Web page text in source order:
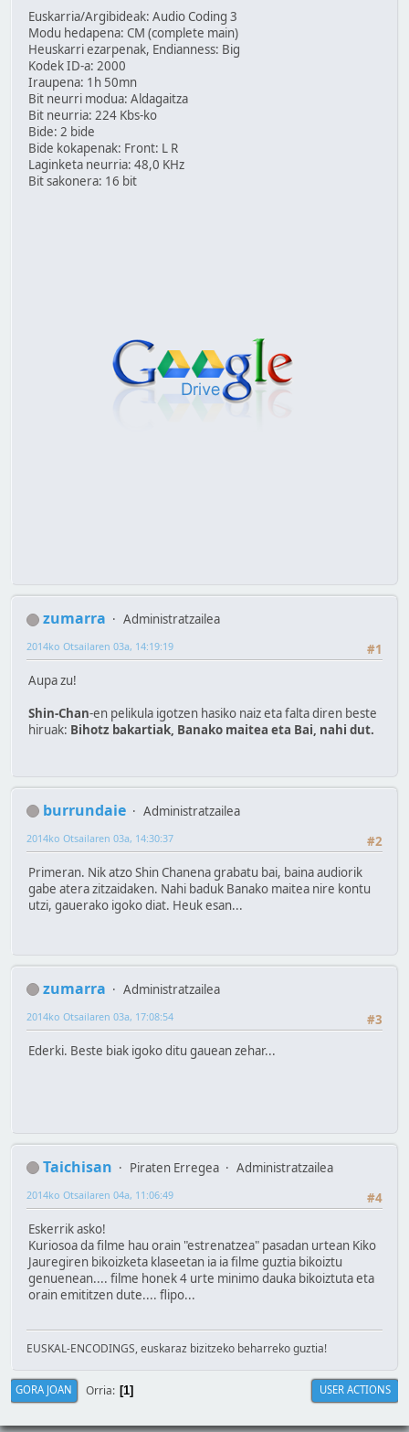
Euskarria/Argibideak: Audio Coding 3
Modu hedapena: CM (complete main)
Heuskarri ezarpenak, Endianness: Big
Kodek ID-a: 2000
Iraupena: 1h 50mn
Bit neurri modua: Aldagaitza
Bit neurria: 224 Kbs-ko
Bide: 2 bide
Bide kokapenak: Front: L R
Laginketa neurria: 48,0 KHz
Bit sakonera: 16 bit
zumarra
Administratzailea
#1
2014ko Otsailaren 03a, 14:19:19
Aupa zu!
Shin-Chan-en pelikula igotzen hasiko naiz eta falta diren beste
hiruak: Bihotz bakartiak, Banako maitea eta Bai, nahi dut.
burrundaie
Administratzailea
#2
2014ko Otsailaren 03a, 14:30:37
Primeran. Nik atzo Shin Chanena grabatu bai, baina audiorik
gabe atera zitzaidaken. Nahi baduk Banako maitea nire kontu
utzi, gauerako igoko diat. Heuk esan...
zumarra
Administratzailea
#3
2014ko Otsailaren 03a, 17:08:54
Ederki. Beste biak igoko ditu gauean zehar...
Taichisan Piraten Erregea
Administratzailea
#4
2014ko Otsailaren 04a, 11:06:49
Eskerrik asko!
Kuriosoa da filme hau orain "estrenatzea" pasadan urtean Kiko
Jauregiren bikoizketa klaseetan ia ia filme guztia bikoiztu
genuenean.... filme honek 4 urte minimo dauka bikoiztuta eta
orain emititzen dute.... flipo...
EUSKAL-ENCODINGS, euskaraz bizitzeko beharreko guztia!
GORA JOAN Orria 1 USER ACTIONS